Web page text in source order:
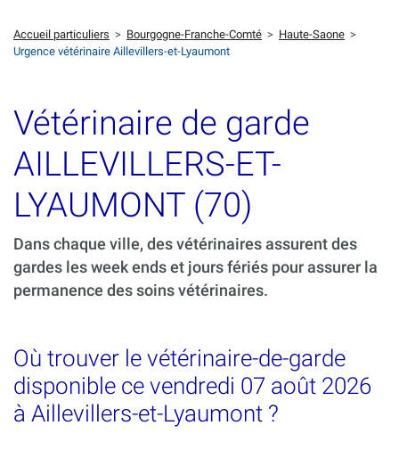
Accueil particuliers > Bourgogne-Franche-Comté > Haute-Saone >
Urgence vétérinaire Aillevillers-et-Lyaumont
Vétérinaire de garde
AILLEVILLERS-ET-
LYAUMONT (70)
Dans chaque ville, des vétérinaires assurent des
gardes les week ends et jours fériés pour assurer la
permanence des soins vétérinaires.
Où trouver le vétérinaire-de-garde
disponible ce vendredi 07 août 2026
à Aillevillers-et-Lyaumont ?